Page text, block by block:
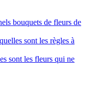
bouquets de fleurs de
sont les règles à
sont les fleurs qui ne